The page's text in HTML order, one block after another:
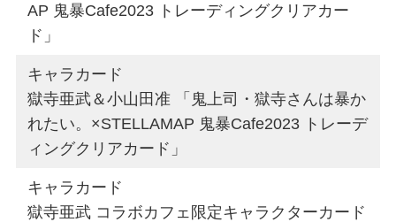
AP 鬼暴Cafe2023 トレーディングクリアカー
ド」
キャラカード
獄寺亜武＆小山田准 「鬼上司・獄寺さんは暴か
れたい。×STELLAMAP 鬼暴Cafe2023 トレーデ
ィングクリアカード」
キャラカード
獄寺亜武 コラボカフェ限定キャラクターカード